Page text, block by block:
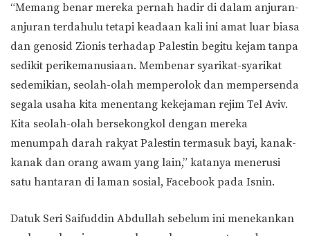
“Memang benar mereka pernah hadir di dalam anjuran-
anjuran terdahulu tetapi keadaan kali ini amat luar biasa
dan genosid Zionis terhadap Palestin begitu kejam tanpa
sedikit perikemanusiaan. Membenar syarikat-syarikat
sedemikian, seolah-olah memperolok dan mempersenda
segala usaha kita menentang kekejaman rejim Tel Aviv.
Kita seolah-olah bersekongkol dengan mereka
menumpah darah rakyat Palestin termasuk bayi, kanak-
kanak dan orang awam yang lain,” katanya menerusi
satu hantaran di laman sosial, Facebook pada Isnin.
Datuk Seri Saifuddin Abdullah sebelum ini menekankan